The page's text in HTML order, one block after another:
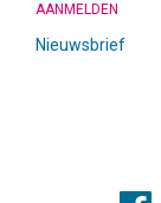
AANMELDEN
Nieuwsbrief